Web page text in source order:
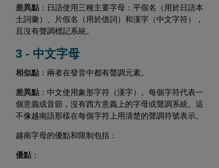
差異點 ：日語使用三種主要字母：平假名（用於日語本
土詞彙）、片假名（用於借詞）和漢字（中文字符），
且沒有聲調標記系統。
3 - 中文字母
相似點 ：兩者在發音中都有聲調元素。
差異點 ：中文使用象形字符（漢字）。每個字符代表一
個意義或音節，沒有西方意義上的字母或聲調系統。這
不像越南語那樣在每個字符上用清楚的聲調符號表示。
越南字母的優點和限制包括：
優點 ：